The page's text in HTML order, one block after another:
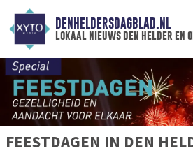
DENHELDERSDAGBLAD.NL
lokaal nieuws den helder en
FEESTDAGEN IN DEN